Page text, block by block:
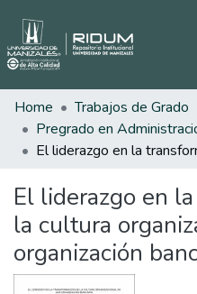
Home
Trabajos de Grado
El liderazgo en
la cultura
organización